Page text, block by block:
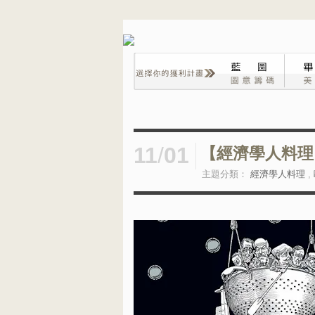
11/01 【經濟學人料
主題分類： 經濟學人料理 ,